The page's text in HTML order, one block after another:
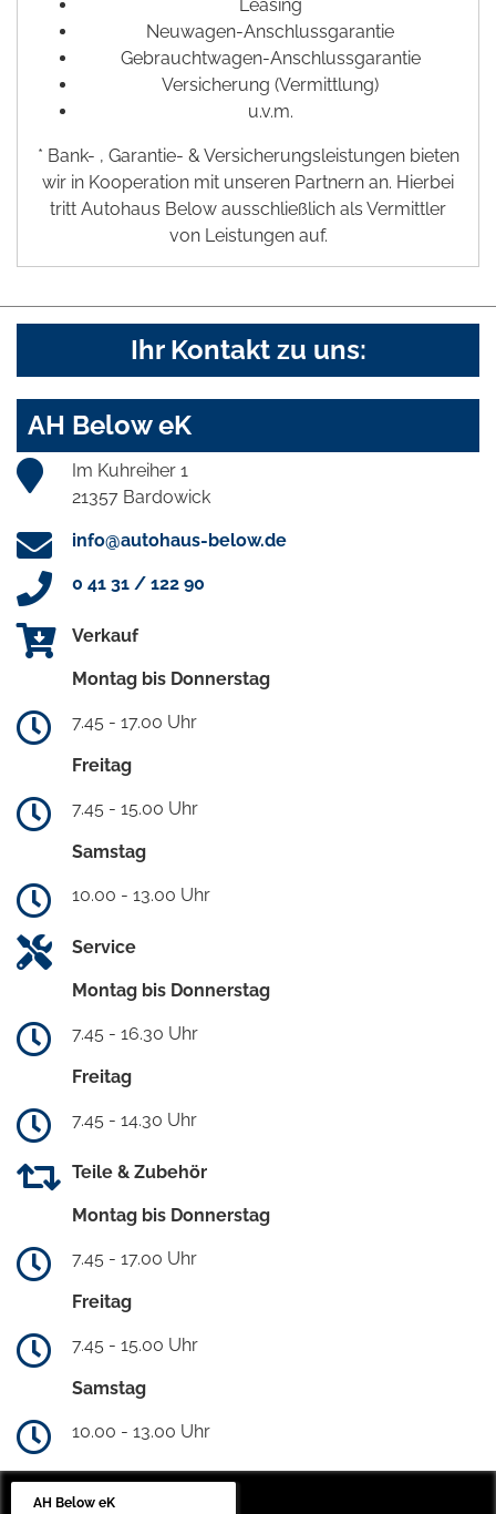
Leasing
Neuwagen-Anschlussgarantie
Gebrauchtwagen-Anschlussgarantie
Versicherung (Vermittlung)
u.v.m.
* Bank- , Garantie- & Versicherungsleistungen bieten
wir in Kooperation mit unseren Partnern an. Hierbei
tritt Autohaus Below ausschließlich als Vermittler
von Leistungen auf.
Ihr Kontakt zu uns:
AH Below eK
Im Kuhreiher 1
21357 Bardowick
info@autohaus-below.de
0 41 31 / 122 90
Verkauf
Montag bis Donnerstag
7.45 - 17.00 Uhr
Freitag
7.45 - 15.00 Uhr
Samstag
10.00 - 13.00 Uhr
Service
Montag bis Donnerstag
7.45 - 16.30 Uhr
Freitag
7.45 - 14.30 Uhr
Teile & Zubehör
Montag bis Donnerstag
7.45 - 17.00 Uhr
Freitag
7.45 - 15.00 Uhr
Samstag
10.00 - 13.00 Uhr
AH Below eK